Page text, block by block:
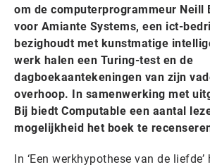
om de computerprogrammeur Neill
voor Amiante Systems, een ict-
bezighoudt met kunstmatige
werk halen een Turing-test en de
dagboekaantekeningen van zijn
overhoop. In samenwerking met
Bij biedt Computable een aantal
mogelijkheid het boek te
In ‘Een werkhypothese van de